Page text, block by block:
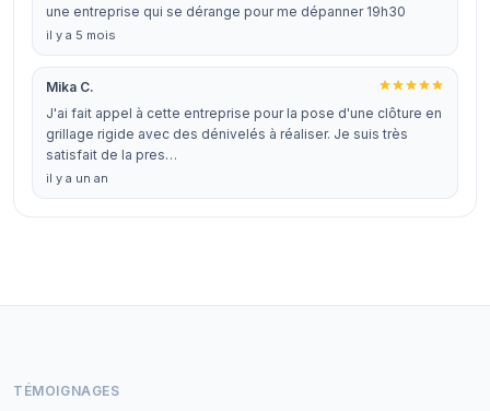
une entreprise qui se dérange pour me dépanner 19h30
il y a 5 mois
Mika C.
J'ai fait appel à cette entreprise pour la pose d'une clôture en
grillage rigide avec des dénivelés à réaliser. Je suis très
satisfait de la pres…
il y a un an
TÉMOIGNAGES